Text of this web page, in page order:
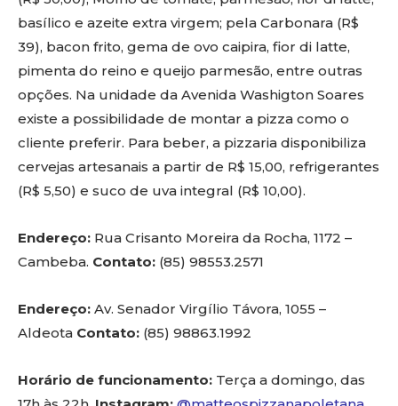
basílico e azeite extra virgem; pela Carbonara (R$
39), bacon frito, gema de ovo caipira, fior di latte,
pimenta do reino e queijo parmesão, entre outras
opções. Na unidade da Avenida Washigton Soares
existe a possibilidade de montar a pizza como o
cliente preferir. Para beber, a pizzaria disponibiliza
cervejas artesanais a partir de R$ 15,00, refrigerantes
(R$ 5,50) e suco de uva integral (R$ 10,00).
Endereço: Rua Crisanto Moreira da Rocha, 1172 –
Cambeba. Contato: (85) 98553.2571
Endereço: Av. Senador Virgílio Távora, 1055 –
Aldeota Contato: (85) 98863.1992
Horário de funcionamento: Terça a domingo, das